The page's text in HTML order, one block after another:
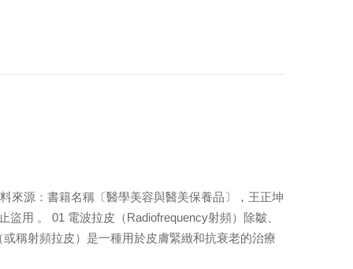
來源：書籍名稱〔醫學美容與醫美保養品〕，王正坤
盜用 。 01 電波拉皮（Radiofrequency射頻）除皺、
射頻拉皮）是一種用於皮膚緊緻和抗衰老的治療